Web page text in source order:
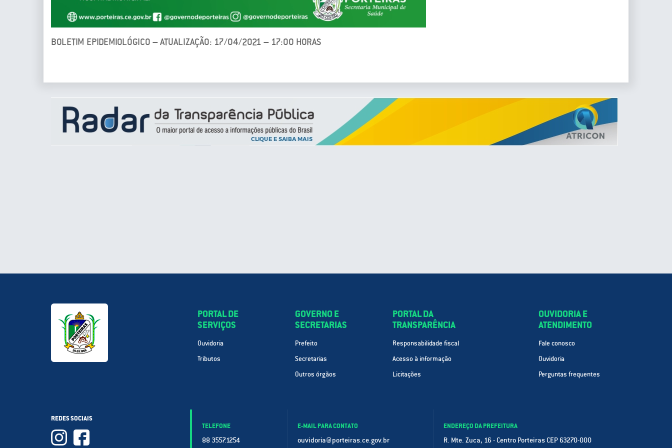
BOLETIM EPIDEMIOLÓGICO – ATUALIZAÇÃO: 17/04/2021 – 17:00 HORAS
PORTAL DE
SERVIÇOS
Ouvidoria
Tributos
GOVERNO E
SECRETARIAS
Prefeito
Secretarias
Outros órgãos
PORTAL DA
TRANSPARÊNCIA
Responsabilidade fiscal
Acesso à informação
Licitações
OUVIDORIA E
ATENDIMENTO
Fale conosco
Ouvidoria
Perguntas frequentes
REDES SOCIAIS
TELEFONE
88 3557.1254
E-MAIL PARA CONTATO
ouvidoria@porteiras.ce.gov.br
ENDEREÇO DA PREFEITURA
R. Mte. Zuca, 16 - Centro Porteiras CEP 63270-000